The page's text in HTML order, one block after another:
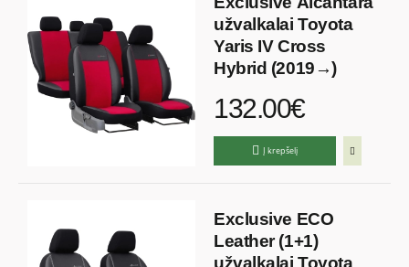
užvalkalai Toyota
Yaris IV Cross
Hybrid (2019→)
132.00€
Į krepšelį
Exclusive ECO
Leather (1+1)
užvalkalai Toyota